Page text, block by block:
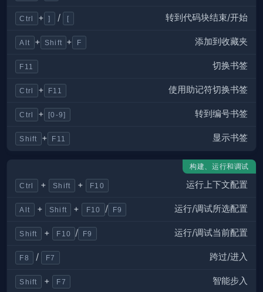
Ctrl + ] / [ 转到代码块结束/开始
Alt + Shift + F 添加到收藏夹
F11 切换书签
Ctrl + F11 使用助记符切换书签
Ctrl + [0-9] 转到编号书签
Shift + F11 显示书签
构建、运行和调试
Ctrl + Shift + F10 运行上下文配置
Alt + Shift + F10 / F9 运行/调试所选配置
Shift + F10 / F9 运行/调试当前配置
F8 / F7 跨过/进入
Shift + F7 智能步入